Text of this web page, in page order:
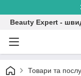
Beauty Expert -
Товари та